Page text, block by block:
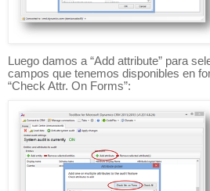
Luego damos a “Add attribute” para
campos que tenemos disponibles en
“Check Attr. On Forms”: